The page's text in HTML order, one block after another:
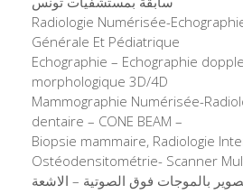
Radiologie Numérisée-
Générale Et Pédiatrique
Echographie – Echographie
morphologique 3D/4D
Mammographie Numérisée-
dentaire – CONE BEAM –
Biopsie mammaire, Radiologie
Ostéodensitométrie- Scanner
بالموجات فوق الصوتية – الاشعة